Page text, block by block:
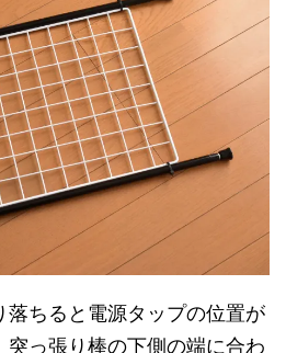
落ちると電源タップの位置が
っ張り棒の下側の端に合わ